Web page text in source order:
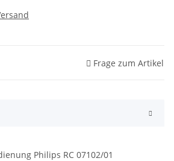
Frage zum Artikel
Philips RC 07102/01